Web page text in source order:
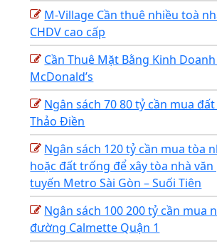
M-Village Cần thuê nhiều toà
CHDV cao cấp
Cần Thuê Mặt Bằng Kinh
McDonald’s
Ngân sách 70 80 tỷ cần mua
Thảo Điền
Ngân sách 120 tỷ cần mua tòa
hoặc đất trống để xây tòa nhà
tuyến Metro Sài Gòn – Suối Tiên
Ngân sách 100 200 tỷ cần mua
đường Calmette Quận 1